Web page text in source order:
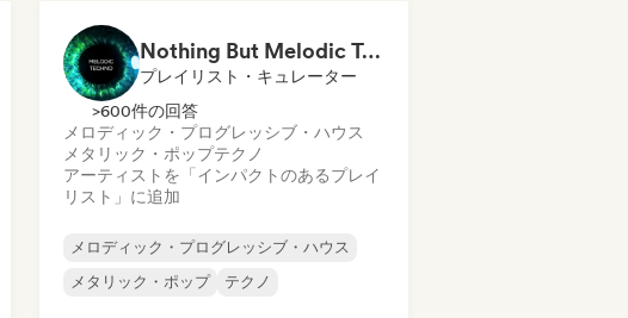
Nothing But Melodic Techno
プレイリスト・キュレーター
>600件の回答
メロディック・プログレッシブ・ハウス
メタリック・ポップテクノ
アーティストを「インパクトのあるプレイ
リスト」に追加
メロディック・プログレッシブ・ハウス
メタリック・ポップ
テクノ